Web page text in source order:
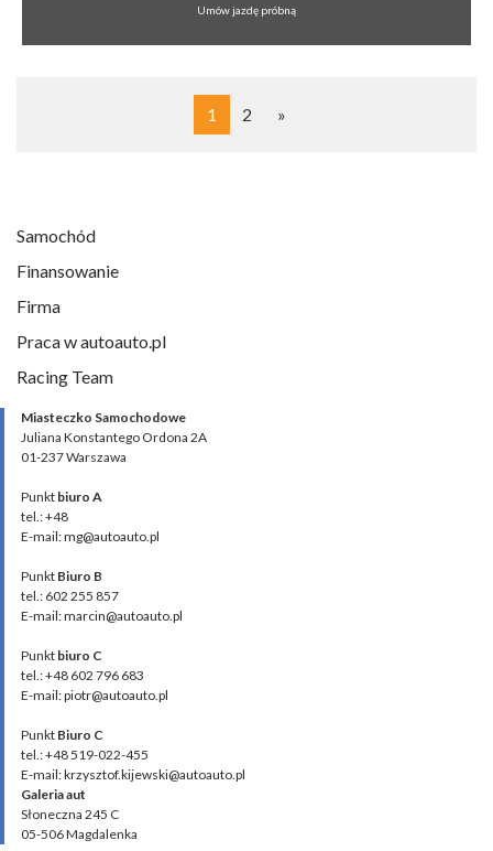
Umów jazdę próbną
1 2 »
Samochód
Finansowanie
Firma
Praca w autoauto.pl
Racing Team
Miasteczko Samochodowe
Juliana Konstantego Ordona 2A
01-237 Warszawa
Punkt biuro A
tel.: +48
E-mail: mg@autoauto.pl
Punkt Biuro B
tel.: 602 255 857
E-mail: marcin@autoauto.pl
Punkt biuro C
tel.: +48 602 796 683
E-mail: piotr@autoauto.pl
Punkt Biuro C
tel.: +48 519-022-455
E-mail: krzysztof.kijewski@autoauto.pl
Galeria aut
Słoneczna 245 C
05-506 Magdalenka